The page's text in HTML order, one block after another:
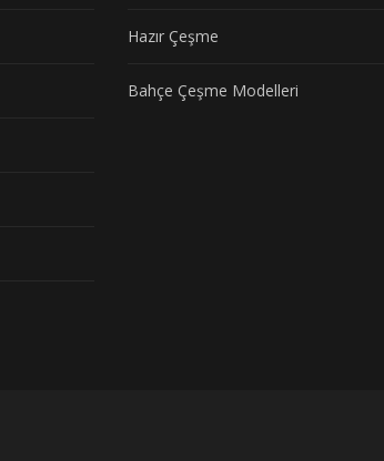
Hazır Çeşme
Bahçe Çeşme Modelleri